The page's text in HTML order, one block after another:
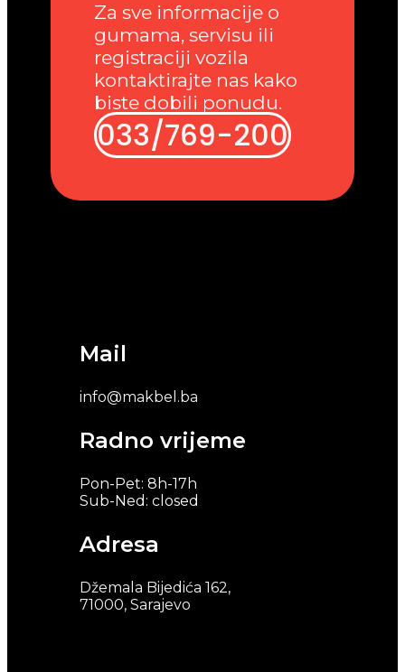
Mail
info@makbel.ba
Radno vrijeme
Pon-Pet: 8h-17h
Sub-Ned: closed
Adresa
Džemala Bijedića 162,
71000, Sarajevo
Za sve informacije o
gumama, servisu ili
registraciji vozila
kontaktirajte nas kako
biste dobili ponudu.
033/769-200